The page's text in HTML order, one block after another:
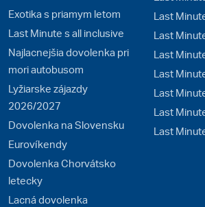
Exotika s priamym letom
Last Minute s all inclusive
Najlacnejšia dovolenka pri
mori autobusom
Lyžiarske zájazdy
2026/2027
Dovolenka na Slovensku
Eurovíkendy
Dovolenka Chorvátsko
letecky
Lacná dovolenka
Last
Last
Last
Last
Last
Last
Last